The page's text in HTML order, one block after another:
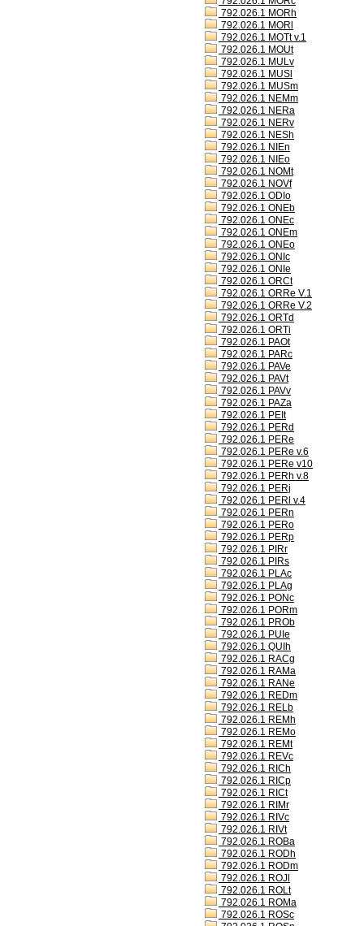
792.026.1 MORh
792.026.1 MORl
792.026.1 MOTt v.1
792.026.1 MOUt
792.026.1 MULv
792.026.1 MUSl
792.026.1 MUSm
792.026.1 NEMm
792.026.1 NERa
792.026.1 NERv
792.026.1 NESh
792.026.1 NIEn
792.026.1 NIEo
792.026.1 NOMt
792.026.1 NOVf
792.026.1 ODIo
792.026.1 ONEb
792.026.1 ONEc
792.026.1 ONEm
792.026.1 ONEo
792.026.1 ONIc
792.026.1 ONIe
792.026.1 ORCt
792.026.1 ORRe V.1
792.026.1 ORRe V.2
792.026.1 ORTd
792.026.1 ORTi
792.026.1 PAOt
792.026.1 PARc
792.026.1 PAVe
792.026.1 PAVt
792.026.1 PAVv
792.026.1 PAZa
792.026.1 PEIt
792.026.1 PERd
792.026.1 PERe
792.026.1 PERe v.6
792.026.1 PERe v10
792.026.1 PERh v.8
792.026.1 PERj
792.026.1 PERl v.4
792.026.1 PERn
792.026.1 PERo
792.026.1 PERp
792.026.1 PIRr
792.026.1 PIRs
792.026.1 PLAc
792.026.1 PLAg
792.026.1 PONc
792.026.1 PORm
792.026.1 PROb
792.026.1 PUIe
792.026.1 QUIh
792.026.1 RACg
792.026.1 RAMa
792.026.1 RANe
792.026.1 REDm
792.026.1 RELb
792.026.1 REMh
792.026.1 REMo
792.026.1 REMt
792.026.1 REVc
792.026.1 RICh
792.026.1 RICp
792.026.1 RICt
792.026.1 RIMr
792.026.1 RIVc
792.026.1 RIVt
792.026.1 ROBa
792.026.1 RODh
792.026.1 RODm
792.026.1 ROJl
792.026.1 ROLt
792.026.1 ROMa
792.026.1 ROSc